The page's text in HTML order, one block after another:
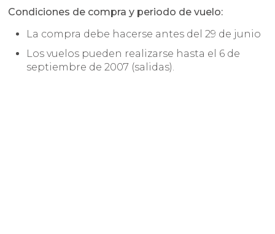
Condiciones de compra y periodo de vuelo:
La compra debe hacerse antes del 29 de junio
Los vuelos pueden realizarse hasta el 6 de
septiembre de 2007 (salidas).